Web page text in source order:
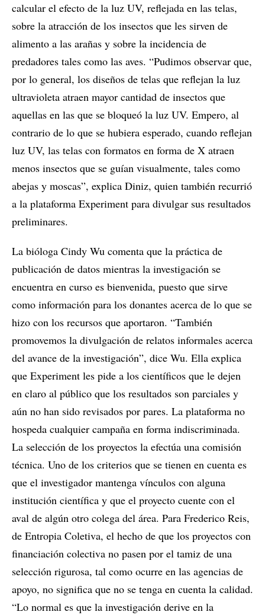
calcular el efecto de la luz UV, reflejada en las telas,
sobre la atracción de los insectos que les sirven de
alimento a las arañas y sobre la incidencia de
predadores tales como las aves. “Pudimos observar que,
por lo general, los diseños de telas que reflejan la luz
ultravioleta atraen mayor cantidad de insectos que
aquellas en las que se bloqueó la luz UV. Empero, al
contrario de lo que se hubiera esperado, cuando reflejan
luz UV, las telas con formatos en forma de X atraen
menos insectos que se guían visualmente, tales como
abejas y moscas”, explica Diniz, quien también recurrió
a la plataforma Experiment para divulgar sus resultados
preliminares.
La bióloga Cindy Wu comenta que la práctica de
publicación de datos mientras la investigación se
encuentra en curso es bienvenida, puesto que sirve
como información para los donantes acerca de lo que se
hizo con los recursos que aportaron. “También
promovemos la divulgación de relatos informales acerca
del avance de la investigación”, dice Wu. Ella explica
que Experiment les pide a los científicos que le dejen
en claro al público que los resultados son parciales y
aún no han sido revisados por pares. La plataforma no
hospeda cualquier campaña en forma indiscriminada.
La selección de los proyectos la efectúa una comisión
técnica. Uno de los criterios que se tienen en cuenta es
que el investigador mantenga vínculos con alguna
institución científica y que el proyecto cuente con el
aval de algún otro colega del área. Para Frederico Reis,
de Entropia Coletiva, el hecho de que los proyectos con
financiación colectiva no pasen por el tamiz de una
selección rigurosa, tal como ocurre en las agencias de
apoyo, no significa que no se tenga en cuenta la calidad.
“Lo normal es que la investigación derive en la